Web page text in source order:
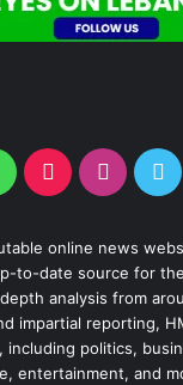
online news
to-date source for
analysis from
impartial reporting,
politics,
entertainment, and